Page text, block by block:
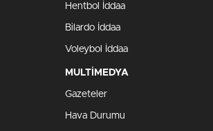
Hentbol İddaa
Bilardo İddaa
Voleybol İddaa
MULTİMEDYA
Gazeteler
Hava Durumu